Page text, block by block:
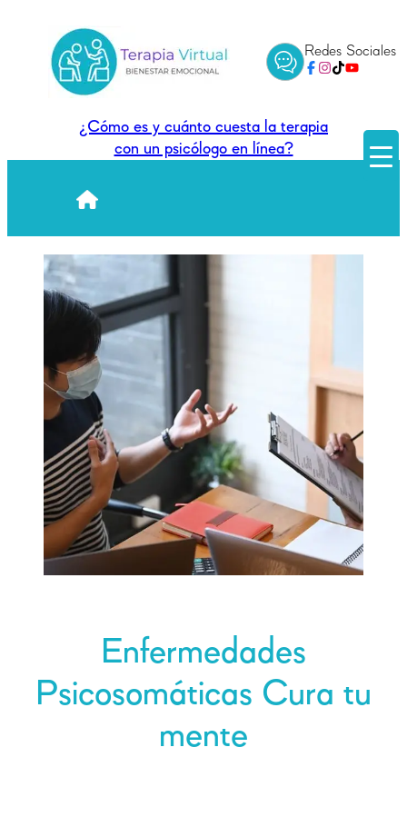
contenido
Redes Sociales
¿Cómo es y cuánto cuesta la terapia
con un psicólogo en línea?
Enfermedades
Psicosomáticas Cura tu
mente